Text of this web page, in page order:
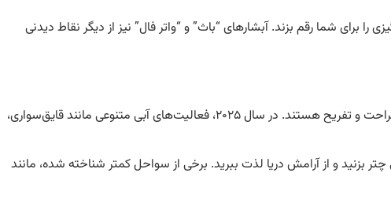
برای شما رقم بزند. آبشارهای “باث” و “واتر فال” نیز از دیگر نقاط دیدنی
دومینیکا به سواحل زیبا و دست‌نخورده‌ای شهرت دارد. سواحل “روسه” و “پاین” با شن‌های سفید و آب‌های زلال، مکان‌هایی ایده‌آل برای استراحت و تفریح هستند. در سال ۲۰۲۵، فعالیت‌های آبی متنوعی مانند قایق‌سواری،
بزنید و از آرامش دریا لذت ببرید. برخی از سواحل کمتر شناخته شده، مانند